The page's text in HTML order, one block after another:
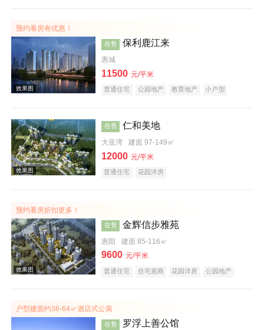
效果图
效果图
预约看房有优惠！
效果图
在售 保利鹿江来
惠城
11500 元/平米
普通住宅 公园地产 教育地产 小户型
在售 仁和美地
大亚湾 建面 97-149㎡
12000 元/平米
普通住宅 花园洋房
预约看房折扣更多！
在售 金辉信步雅苑
惠阳 建面 85-116㎡
9600 元/平米
普通住宅 住宅底商 花园洋房
公园地产
户型建面约36-64㎡酒店式公寓
在售 罗浮上善公馆